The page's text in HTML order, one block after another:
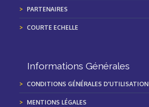
PARTENAIRES
COURTE ECHELLE
Informations Générales
CONDITIONS GÉNÉRALES D'UTILISATION
MENTIONS LÉGALES